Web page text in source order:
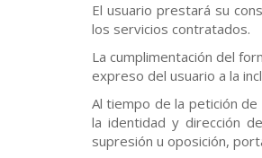
El usuario prestará su
los servicios contratados.
La cumplimentación del
expreso del usuario a la
Al tiempo de la petición
la identidad y dirección
supresión u oposición,